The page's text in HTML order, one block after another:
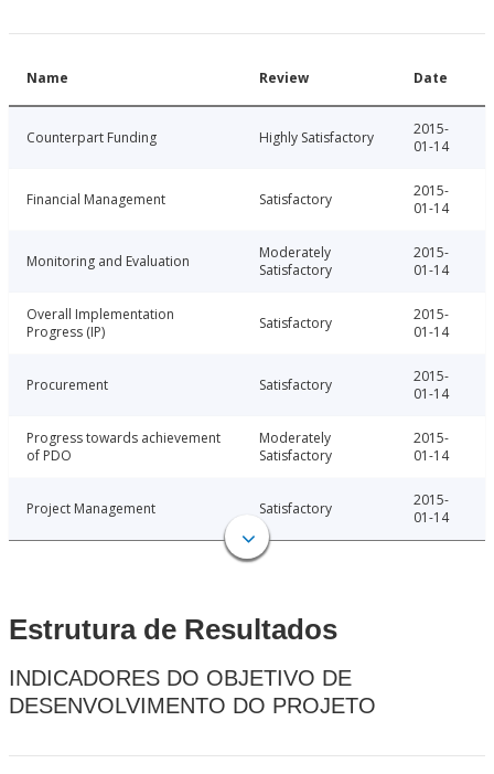
Name Review Date
Counterpart Funding Highly Satisfactory
2015-
01-14
Financial Management Satisfactory
2015-
01-14
Monitoring and Evaluation
Moderately
Satisfactory
2015-
01-14
Overall Implementation
Progress (IP)
Satisfactory
2015-
01-14
Procurement Satisfactory
2015-
01-14
Progress towards achievement
of PDO
Moderately
Satisfactory
2015-
01-14
Project Management Satisfactory
2015-
01-14
Estrutura de Resultados
INDICADORES DO OBJETIVO DE
DESENVOLVIMENTO DO PROJETO